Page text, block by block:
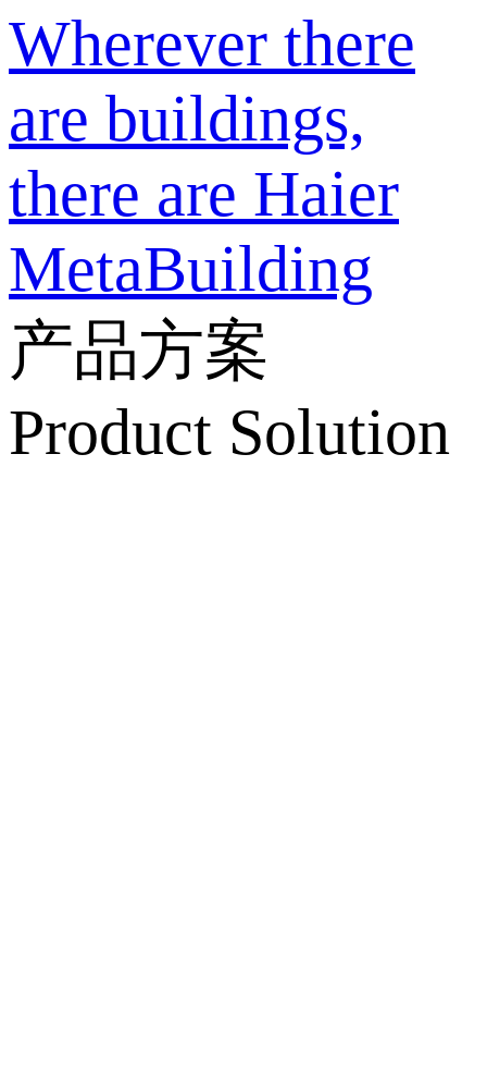
Wherever there
are buildings,
there are Haier
MetaBuilding
产品方案
Product Solution